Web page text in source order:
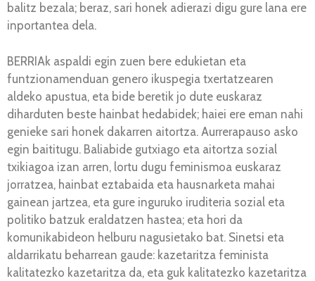
balitz bezala; beraz, sari honek adierazi digu gure lana ere
inportantea dela.
BERRIAk aspaldi egin zuen bere edukietan eta
funtzionamenduan genero ikuspegia txertatzearen
aldeko apustua, eta bide beretik jo dute euskaraz
diharduten beste hainbat hedabidek; haiei ere eman nahi
genieke sari honek dakarren aitortza. Aurrerapauso asko
egin baititugu. Baliabide gutxiago eta aitortza sozial
txikiagoa izan arren, lortu dugu feminismoa euskaraz
jorratzea, hainbat eztabaida eta hausnarketa mahai
gainean jartzea, eta gure inguruko iruditeria sozial eta
politiko batzuk eraldatzen hastea; eta hori da
komunikabideon helburu nagusietako bat. Sinetsi eta
aldarrikatu beharrean gaude: kazetaritza feminista
kalitatezko kazetaritza da, eta guk kalitatezko kazetaritza